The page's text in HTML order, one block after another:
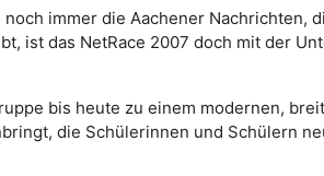
immer die Aachener Nachrichten,
ist das NetRace 2007 doch mit der
bis heute zu einem modernen,
die Schülerinnen und Schülern